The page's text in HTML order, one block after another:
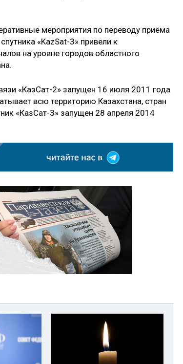
мероприятия по переводу приёма
«KazSat-3» привели к
на уровне городов областного
«КазСат-2» запущен 16 июля 2011 года
всю территорию Казахстана, стран
«КазСат-3» запущен 28 апреля 2014